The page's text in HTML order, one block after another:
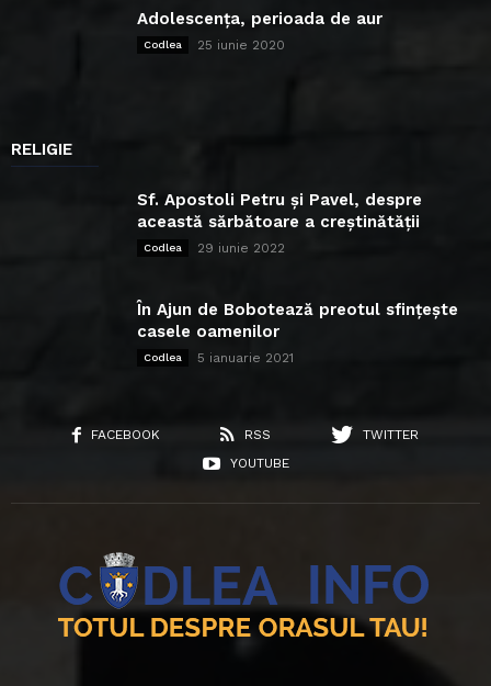
Adolescența, perioada de aur
Codlea 25 iunie 2020
RELIGIE
Sf. Apostoli Petru și Pavel, despre
această sărbătoare a creștinătății
Codlea 29 iunie 2022
În Ajun de Bobotează preotul sfințește
casele oamenilor
Codlea 5 ianuarie 2021
FACEBOOK RSS
TWITTER
YOUTUBE